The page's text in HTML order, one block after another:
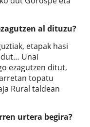
al dituzu?
etapak hasi
Unai
ezagutzen ditut,
topatu
Rural taldean
urtera begira?